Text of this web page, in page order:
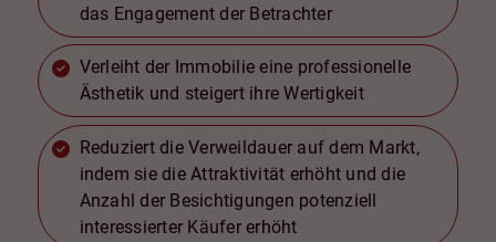
das Engagement der Betrachter
Verleiht der Immobilie eine professionelle
Ästhetik und steigert ihre Wertigkeit
Reduziert die Verweildauer auf dem Markt,
indem sie die Attraktivität erhöht und die
Anzahl der Besichtigungen potenziell
interessierter Käufer erhöht